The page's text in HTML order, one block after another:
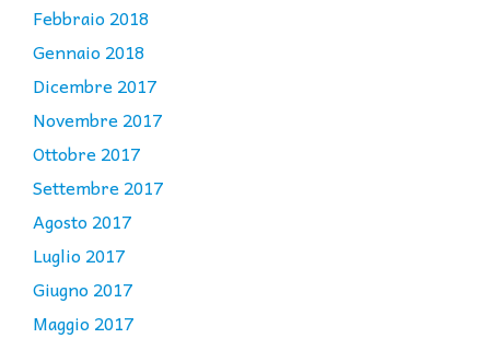
Febbraio 2018
Gennaio 2018
Dicembre 2017
Novembre 2017
Ottobre 2017
Settembre 2017
Agosto 2017
Luglio 2017
Giugno 2017
Maggio 2017